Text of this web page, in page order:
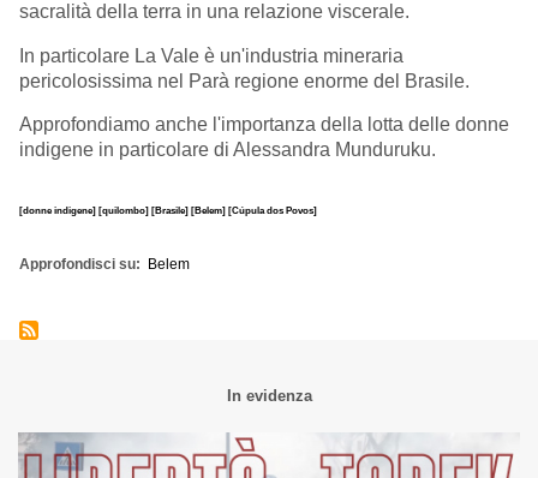
sacralità della terra in una relazione viscerale.
In particolare La Vale è un'industria mineraria
pericolosissima nel Parà regione enorme del Brasile.
Approfondiamo anche l'importanza della lotta delle donne
indigene in particolare di Alessandra Munduruku.
[donne indigene] [quilombo] [Brasile] [Belem] [Cúpula dos Povos]
Approfondisci su Belem
In evidenza